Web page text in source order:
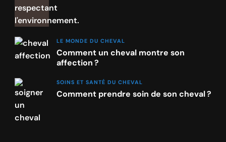
LE MONDE DU CHEVAL
Comment un cheval montre son
affection ?
SOINS ET SANTÉ DU CHEVAL
Comment prendre soin de son cheval ?